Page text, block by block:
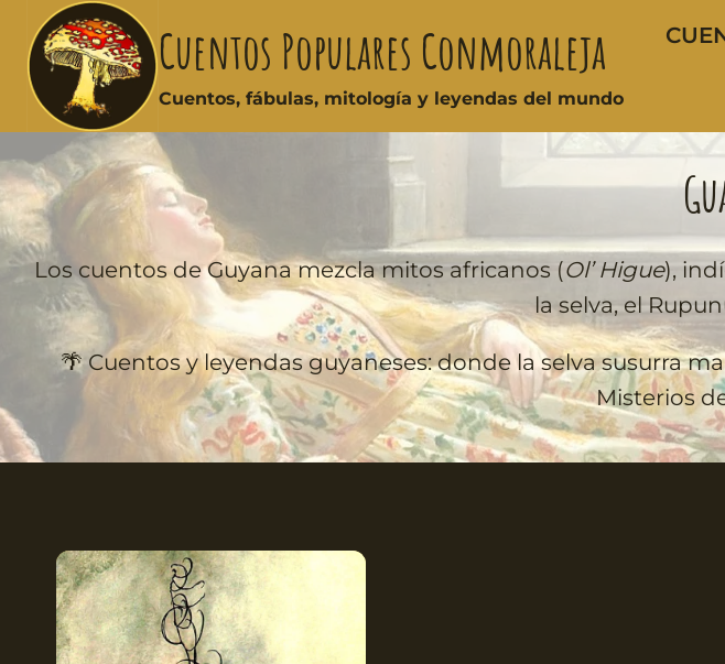
Cuentos Populares Conmoraleja
Cuentos, fábulas, mitología y leyendas del mundo
Los cuentos de Guyana mezcla mitos africanos (Ol’ Higue),
la selva, el
🌴 Cuentos y leyendas guyaneses: donde la selva susurra
Misterios